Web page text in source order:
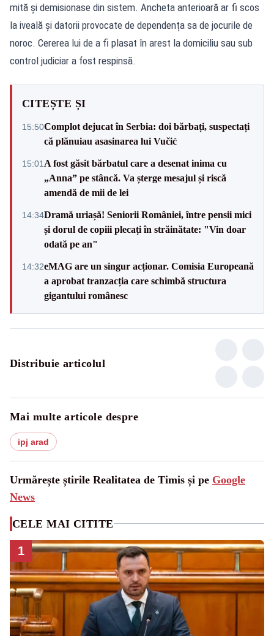
mită și demisionase din sistem. Ancheta anterioară ar fi scos
la iveală și datorii provocate de dependența sa de jocurile de
noroc. Cererea lui de a fi plasat în arest la domiciliu sau sub
control judiciar a fost respinsă.
CITEȘTE ȘI
15:50Complot dejucat în Serbia: doi bărbați, suspectați
că plănuiau asasinarea lui Vučić
15:01 A fost găsit bărbatul care a desenat inima cu
„Anna” pe stâncă. Va șterge mesajul și riscă
amendă de mii de lei
14:34Dramă uriașă! Seniorii României, între pensii mici
și dorul de copiii plecați în străinătate: "Vin doar
odată pe an"
14:32eMAG are un singur acționar. Comisia Europeană
a aprobat tranzacția care schimbă structura
gigantului românesc
Distribuie articolul
Mai multe articole despre
ipj arad
Urmărește știrile Realitatea de Timis și pe Google
News
CELE MAI CITITE
1